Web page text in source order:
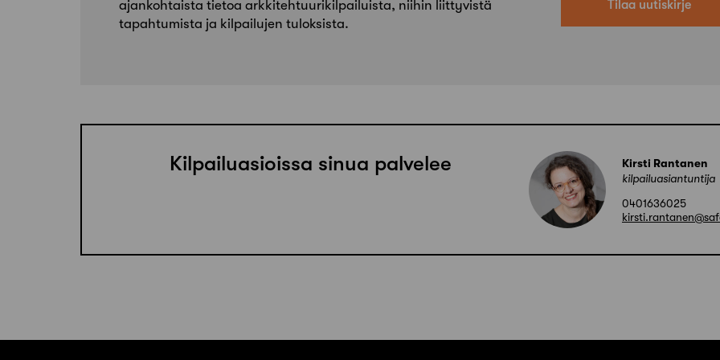
ajankohtaista tietoa arkkitehtuurikilpailuista, niihin liittyvistä
tapahtumista ja kilpailujen tuloksista.
Tilaa uutiskirje
Kilpailuasioissa sinua palvelee
Kirsti Rantanen
kilpailuasiantuntija
0401636025